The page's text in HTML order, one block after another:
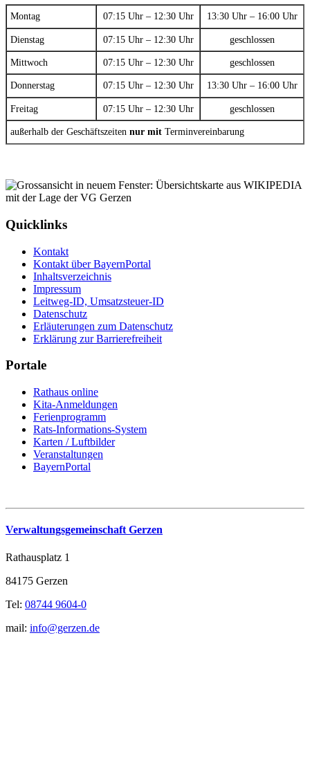
Montag 07:15 Uhr – 12:30 Uhr 13:30 Uhr – 16:00 Uhr
Dienstag 07:15 Uhr – 12:30 Uhr geschlossen
Mittwoch 07:15 Uhr – 12:30 Uhr geschlossen
Donnerstag 07:15 Uhr – 12:30 Uhr 13:30 Uhr – 16:00 Uhr
Freitag 07:15 Uhr – 12:30 Uhr geschlossen
außerhalb der Geschäftszeiten nur mit Terminvereinbarung
Quicklinks
Kontakt
Kontakt über BayernPortal
Inhaltsverzeichnis
Impressum
Leitweg-ID, Umsatzsteuer-ID
Datenschutz
Erläuterungen zum Datenschutz
Erklärung zur Barrierefreiheit
Portale
Rathaus online
Kita-Anmeldungen
Ferienprogramm
Rats-Informations-System
Karten / Luftbilder
Veranstaltungen
BayernPortal
Verwaltungsgemeinschaft Gerzen
Rathausplatz 1
84175 Gerzen
Tel: 08744 9604-0
mail: info@gerzen.de